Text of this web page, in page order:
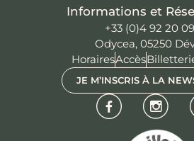
Informations et
+33 (0)4 92 20
Odycea, 05250
HorairesAccès
JE M’INSCRIS À LA